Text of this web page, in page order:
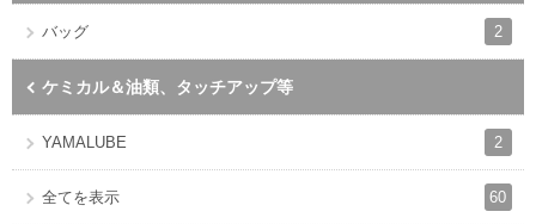
バッグ 2
ケミカル＆油類、タッチアップ等
YAMALUBE 2
全てを表示 60